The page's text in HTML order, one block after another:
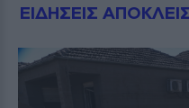
ΕΙΔΗΣΕΙΣ